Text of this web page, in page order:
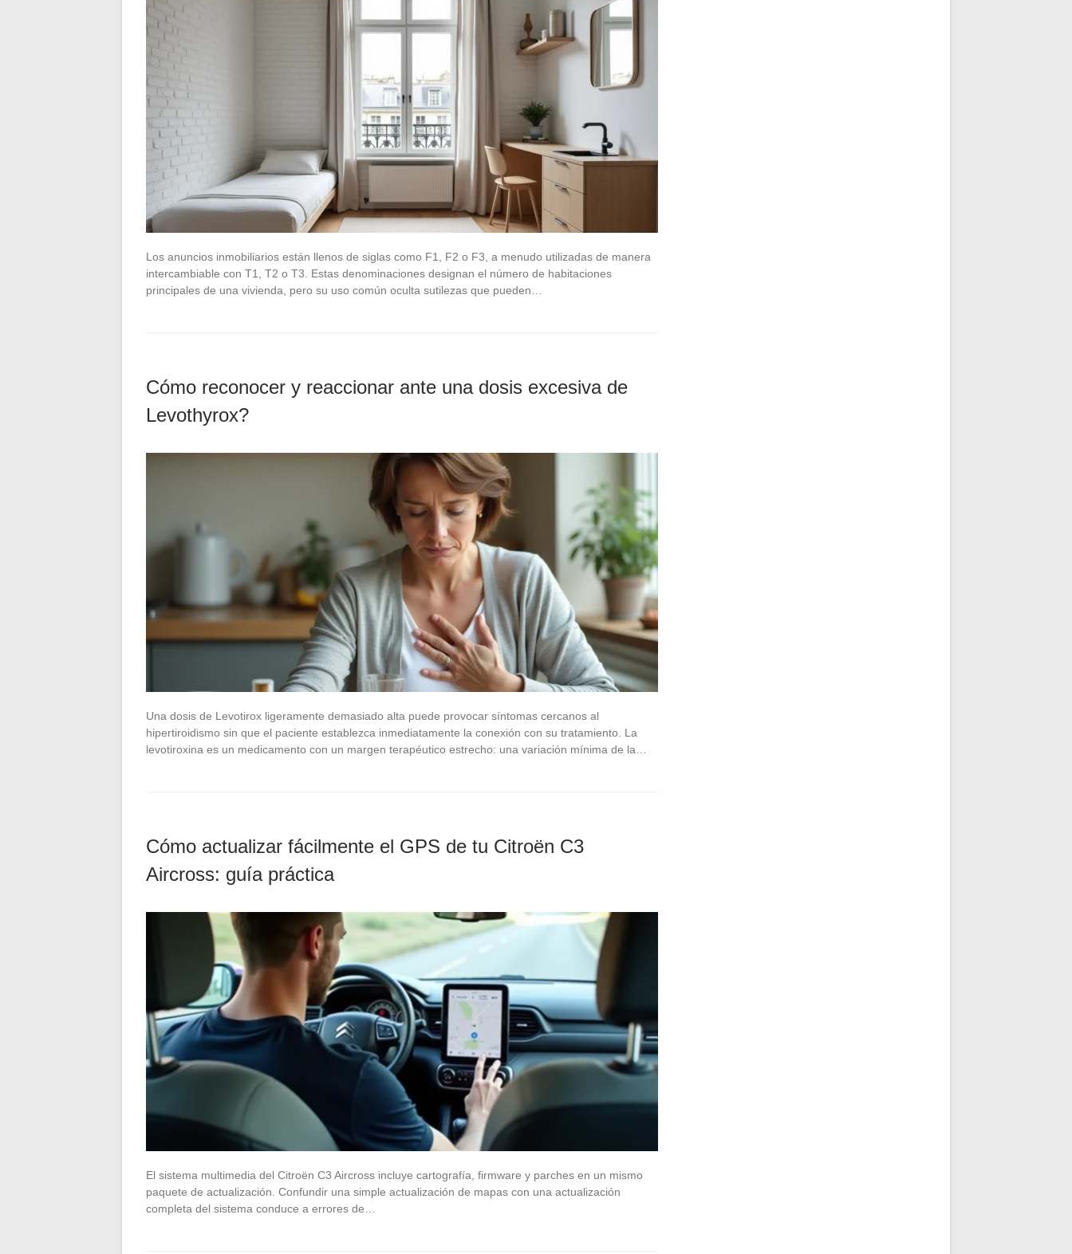
Los anuncios inmobiliarios están llenos de siglas como F1, F2 o F3, a menudo utilizadas de manera
intercambiable con T1, T2 o T3. Estas denominaciones designan el número de habitaciones
principales de una vivienda, pero su uso común oculta sutilezas que pueden…
Cómo reconocer y reaccionar ante una dosis excesiva de
Levothyrox?
Una dosis de Levotirox ligeramente demasiado alta puede provocar síntomas cercanos al
hipertiroidismo sin que el paciente establezca inmediatamente la conexión con su tratamiento. La
levotiroxina es un medicamento con un margen terapéutico estrecho: una variación mínima de la…
Cómo actualizar fácilmente el GPS de tu Citroën C3
Aircross: guía práctica
El sistema multimedia del Citroën C3 Aircross incluye cartografía, firmware y parches en un mismo
paquete de actualización. Confundir una simple actualización de mapas con una actualización
completa del sistema conduce a errores de…